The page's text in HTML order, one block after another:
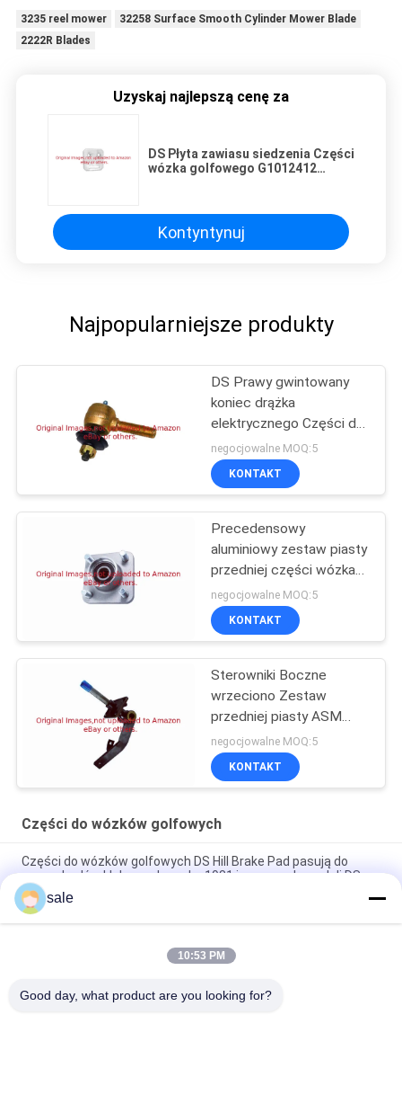
3235 reel mower
32258 Surface Smooth Cylinder Mower Blade
2222R Blades
Uzyskaj najlepszą cenę za
DS Płyta zawiasu siedzenia Części
wózka golfowego G1012412
Kontyntynuj
Najpopularniejsze produkty
DS Prawy gwintowany
koniec drążka
elektrycznego Części do
wózków golfowych
G7539
negocjowalne MOQ:5
KONTAKT
Precedensowy
aluminiowy zestaw piasty
przedniej części wózka
golfowego G102357701
negocjowalne MOQ:5
KONTAKT
Sterowniki Boczne
wrzeciono Zestaw
przedniej piasty ASM
Części do wózka
golfowego G103717302
negocjowalne MOQ:5
KONTAKT
Części do wózków golfowych
Części do wózków golfowych DS Hill Brake Pad pasują do
samochodów klubowych z roku 1981 i nowszych modeli DS
gazowych i elektrycznych
Części do wózków golfowych G1011415 Fits Club Car G E DS
sale
10:53 PM
Good day, what product are you looking for?